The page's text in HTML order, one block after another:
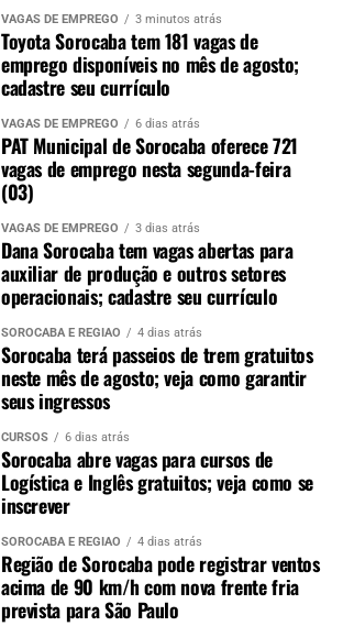
VAGAS DE EMPREGO 3 minutos atrás
Toyota Sorocaba tem 181 vagas de
emprego disponíveis no mês de agosto;
cadastre seu currículo
VAGAS DE EMPREGO 6 dias atrás
PAT Municipal de Sorocaba oferece 721
vagas de emprego nesta segunda-feira
(03)
VAGAS DE EMPREGO 3 dias atrás
Dana Sorocaba tem vagas abertas para
auxiliar de produção e outros setores
operacionais; cadastre seu currículo
SOROCABA E REGIÃO 4 dias atrás
Sorocaba terá passeios de trem gratuitos
neste mês de agosto; veja como garantir
seus ingressos
CURSOS 6 dias atrás
Sorocaba abre vagas para cursos de
Logística e Inglês gratuitos; veja como se
inscrever
SOROCABA E REGIÃO 4 dias atrás
Região de Sorocaba pode registrar ventos
acima de 90 km/h com nova frente fria
prevista para São Paulo